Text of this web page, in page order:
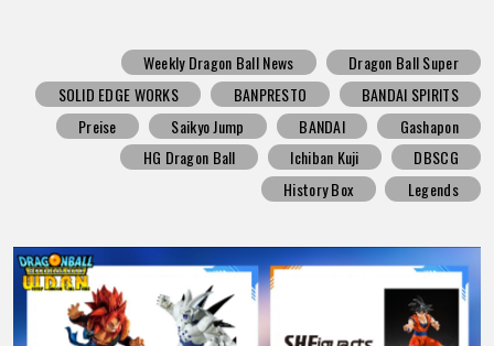
Weekly Dragon Ball News
Dragon Ball Super
SOLID EDGE WORKS
BANPRESTO
BANDAI SPIRITS
Preise
Saikyo Jump BANDAI
Gashapon
HG Dragon Ball
Ichiban Kuji
DBSCG
History Box
Legends